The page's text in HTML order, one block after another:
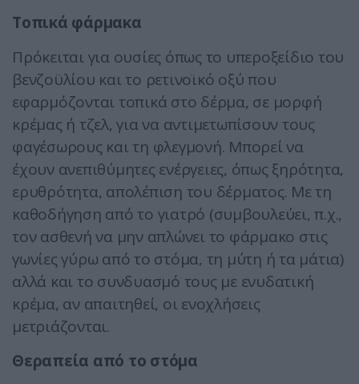
Τοπικά φάρμακα
Πρόκειται για ουσίες όπως το υπεροξείδιο του
βενζοϋλίου και το ρετινοϊκό οξύ που
εφαρμόζονται τοπικά στο δέρμα, σε μορφή
κρέμας ή τζελ, για να αντιμετωπίσουν τους
φαγέσωρους και τη φλεγμονή. Μπορεί να
έχουν ανεπιθύμητες ενέργειες, όπως ξηρότητα,
ερυθρότητα, απολέπιση του δέρματος. Με τη
καθοδήγηση από το γιατρό (συμβουλεύει, π.χ.,
τον ασθενή να μην απλώνει το φάρμακο στις
γωνίες γύρω από το στόμα, τη μύτη ή τα μάτια)
αλλά και το συνδυασμό τους με ενυδατική
κρέμα, αν απαιτηθεί, οι ενοχλήσεις
μετριάζονται.
Θεραπεία από το στόμα